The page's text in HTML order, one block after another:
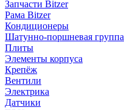
Запчасти Bitzer
Рама Bitzer
Кондиционеры
Шатунно-поршневая группа
Плиты
Элементы корпуса
Крепёж
Вентили
Электрика
Датчики